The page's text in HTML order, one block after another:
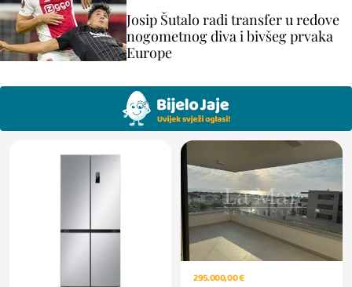
Josip Šutalo radi transfer u redove
nogometnog diva i bivšeg prvaka
Europe
295.000,00 €